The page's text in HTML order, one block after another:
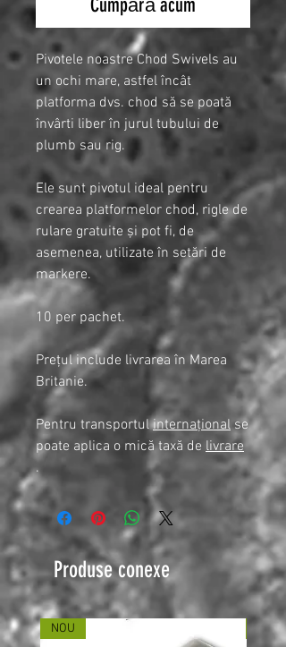
Cumpără acum
Pivotele noastre Chod Swivels au
un ochi mare, astfel încât
platforma dvs. chod să se poată
învârti liber în jurul tubului de
plumb sau rig.
Ele sunt pivotul ideal pentru
crearea platformelor chod, rigle de
rulare gratuite și pot fi, de
asemenea, utilizate în setări de
markere.
10 per pachet.
Prețul include livrarea în Marea
Britanie.
Pentru transportulinternaționalse
poate aplica o mică taxă de livrare
.
Produse conexe
NOU NOU